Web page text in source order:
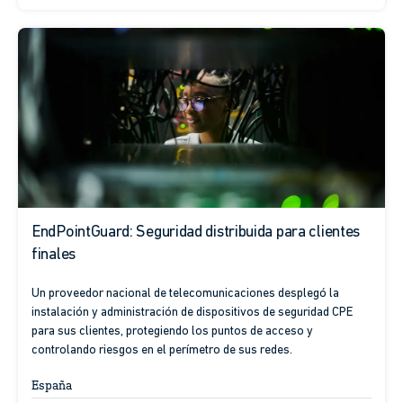
EndPointGuard: Seguridad distribuida para clientes
finales
Un proveedor nacional de telecomunicaciones desplegó la
instalación y administración de dispositivos de seguridad CPE
para sus clientes, protegiendo los puntos de acceso y
controlando riesgos en el perímetro de sus redes.
España